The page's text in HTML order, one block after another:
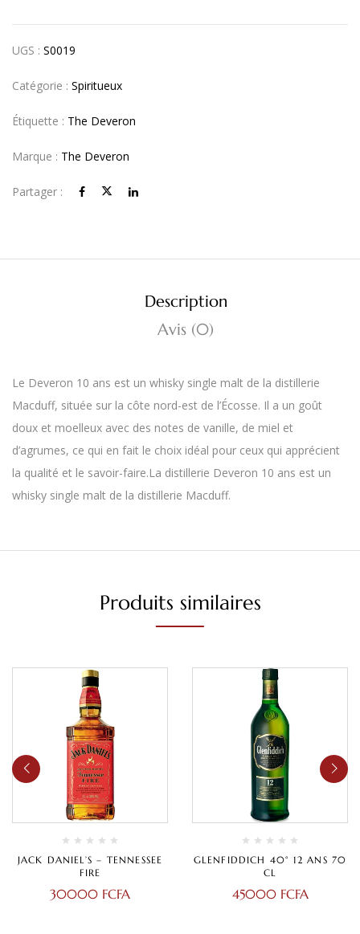
UGS : S0019
Catégorie : Spiritueux
Étiquette : The Deveron
Marque : The Deveron
Partager :
Description
Avis (0)
Le Deveron 10 ans est un whisky single malt de la distillerie
Macduff, située sur la côte nord-est de l’Écosse. Il a un goût
doux et moelleux avec des notes de vanille, de miel et
d’agrumes, ce qui en fait le choix idéal pour ceux qui apprécient
la qualité et le savoir-faire.La distillerie Deveron 10 ans est un
whisky single malt de la distillerie Macduff.
Produits similaires
JACK DANIEL’S – TENNESSEE
FIRE
30000 FCFA
GLENFIDDICH 40° 12 ANS 70
CL
45000 FCFA